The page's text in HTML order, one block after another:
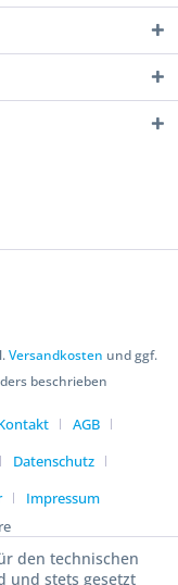
Versandkosten und ggf.
beschrieben
AGB
Datenschutz
Impressum
den technischen
und stets gesetzt